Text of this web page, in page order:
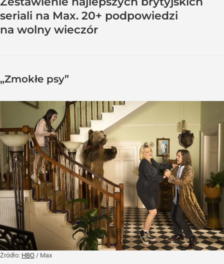
seriali na Max. 20+ podpowiedzi
na wolny wieczór
„Zmokłe psy”
Żródło: HBO / Max